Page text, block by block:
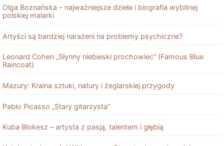
Olga Boznańska – najważniejsze dzieła i biografia wybitnej
polskiej malarki
Artyści są bardziej narażeni na problemy psychiczne?
Leonard Cohen „Słynny niebieski prochowiec” (Famous Blue
Raincoat)
Mazury: Kraina sztuki, natury i żeglarskiej przygody
Pablo Picasso „Stary gitarzysta”
Kuba Blokesz – artysta z pasją, talentem i głębią